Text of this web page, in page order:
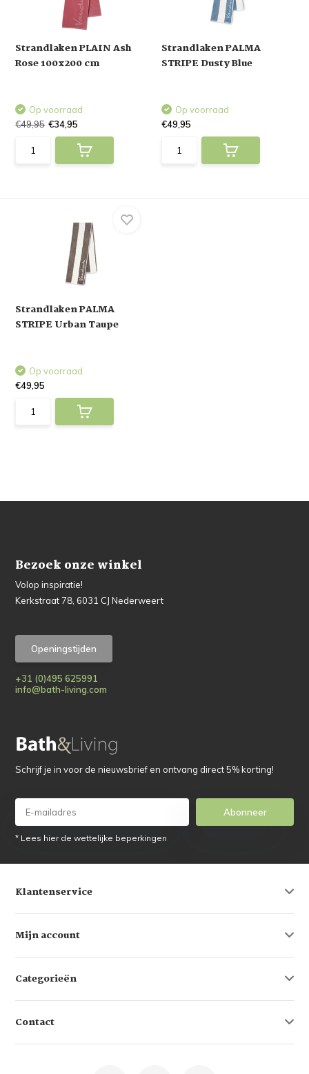
Strandlaken PLAIN Ash
Rose 100x200 cm
Op voorraad
€49,95 €34,95
Strandlaken PALMA
STRIPE Dusty Blue
Op voorraad
€49,95
Strandlaken PALMA
STRIPE Urban Taupe
Op voorraad
€49,95
Bezoek onze winkel
Volop inspiratie!
Kerkstraat 78, 6031 CJ Nederweert
Openingstijden
+31 (0)495 625991
info@bath-living.com
Schrijf je in voor de nieuwsbrief en ontvang direct 5% korting!
Abonneer
* Lees hier de wettelijke beperkingen
Klantenservice
Mijn account
Categorieën
Contact